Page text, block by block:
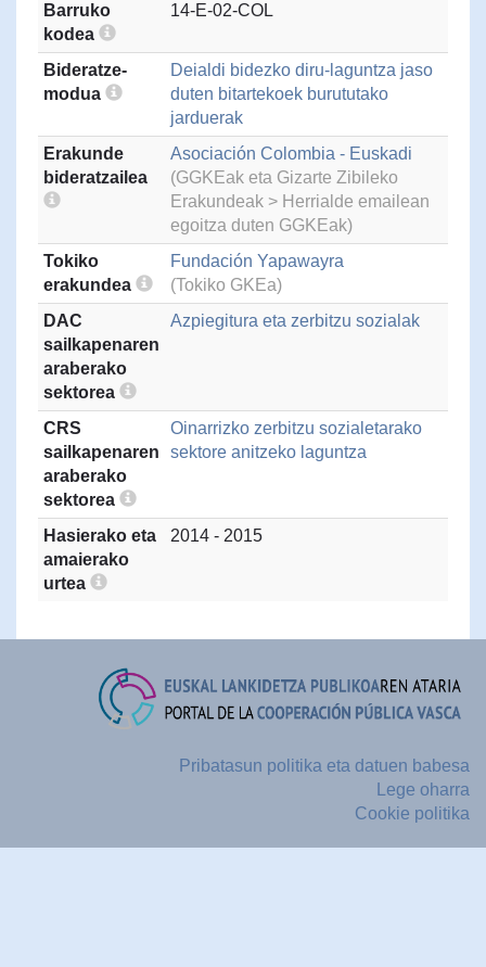
Barruko
kodea
14-E-02-COL
Bideratze-
modua
Deialdi bidezko diru-laguntza jaso
duten bitartekoek burututako
jarduerak
Erakunde
bideratzailea
Asociación Colombia - Euskadi
(GGKEak eta Gizarte Zibileko
Erakundeak > Herrialde emailean
egoitza duten GGKEak)
Tokiko
erakundea
Fundación Yapawayra
(Tokiko GKEa)
DAC
sailkapenaren
araberako
sektorea
Azpiegitura eta zerbitzu sozialak
CRS
sailkapenaren
araberako
sektorea
Oinarrizko zerbitzu sozialetarako
sektore anitzeko laguntza
Hasierako eta
amaierako
urtea
2014 - 2015
Pribatasun politika eta datuen babesa
Lege oharra
Cookie politika